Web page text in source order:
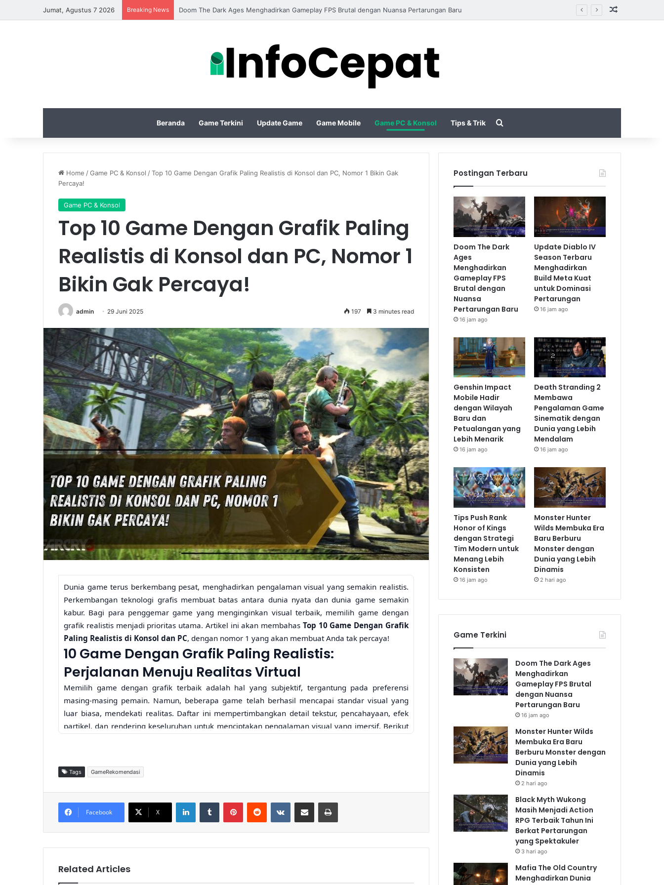
Jumat, Agustus 7 2026 Breaking News Update Diablo IV Season Terbaru Menghadirkan Build Meta Kuat untuk Dominasi Pertarungan
Beranda Game Terkini Update Game Game Mobile Game PC & Konsol Tips & Trik
Home /Game PC & Konsol /Top 10 Game Dengan Grafik Paling Realistis di Konsol dan PC, Nomor 1 Bikin Gak
Percaya!
Game PC & Konsol
Top 10 Game Dengan Grafik Paling
Realistis di Konsol dan PC, Nomor 1
Bikin Gak Percaya!
admin 29 Juni 2025 197 3 minutes read
Dunia game terus berkembang pesat, menghadirkan pengalaman visual yang semakin realistis.
Perkembangan teknologi grafis membuat batas antara dunia nyata dan dunia game semakin
kabur. Bagi para penggemar game yang menginginkan visual terbaik, memilih game dengan
grafik realistis menjadi prioritas utama. Artikel ini akan membahas Top 10 Game Dengan Grafik
Paling Realistis di Konsol dan PC, dengan nomor 1 yang akan membuat Anda tak percaya!
10 Game Dengan Grafik Paling Realistis:
Perjalanan Menuju Realitas Virtual
Memilih game dengan grafik terbaik adalah hal yang subjektif, tergantung pada preferensi
masing-masing pemain. Namun, beberapa game telah berhasil mencapai standar visual yang
luar biasa, mendekati realitas. Daftar ini mempertimbangkan detail tekstur, pencahayaan, efek
partikel, dan rendering keseluruhan untuk menciptakan pengalaman visual yang imersif. Berikut
Death Stranding 2
Membawa Pengalaman
Game Sinematik dengan
Dunia yang Lebih Mendalam
Mafia The Old Country
Hidupkan Nuansa Mafia
Klasik dengan Cerita yang
Lebih Kelam
Silent Hill f Menghadirkan
Tags GameRekomendasi
Facebook X
Related Articles
Postingan Terbaru
Doom The Dark
Ages
Menghadirkan
Gameplay FPS
Brutal dengan
Nuansa
Pertarungan Baru
16 jam ago
Update Diablo IV
Season Terbaru
Menghadirkan
Build Meta Kuat
untuk Dominasi
Pertarungan
16 jam ago
Genshin Impact
Mobile Hadir
dengan Wilayah
Baru dan
Petualangan yang
Lebih Menarik
16 jam ago
Death Stranding 2
Membawa
Pengalaman Game
Sinematik dengan
Dunia yang Lebih
Mendalam
16 jam ago
Tips Push Rank
Honor of Kings
dengan Strategi
Tim Modern untuk
Menang Lebih
Konsisten
16 jam ago
Monster Hunter
Wilds Membuka Era
Baru Berburu
Monster dengan
Dunia yang Lebih
Dinamis
2 hari ago
Game Terkini
Doom The Dark Ages
Menghadirkan
Gameplay FPS Brutal
dengan Nuansa
Pertarungan Baru
16 jam ago
Monster Hunter Wilds
Membuka Era Baru
Berburu Monster dengan
Dunia yang Lebih
Dinamis
2 hari ago
Black Myth Wukong
Masih Menjadi Action
RPG Terbaik Tahun Ini
Berkat Pertarungan
yang Spektakuler
3 hari ago
Mafia The Old Country
Menghadirkan Dunia